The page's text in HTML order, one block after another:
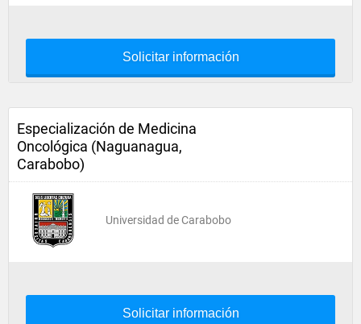
Solicitar información
Especialización de Medicina
Oncológica (Naguanagua,
Carabobo)
Universidad de Carabobo
Solicitar información